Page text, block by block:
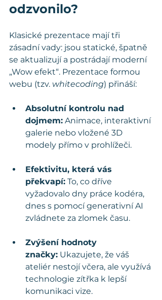
odzvonilo?
Klasické prezentace mají tři
zásadní vady: jsou statické, špatně
se aktualizují a postrádají moderní
„Wow efekt“. Prezentace formou
webu (tzv. whitecoding) přináší:
Absolutní kontrolu nad
dojmem: Animace, interaktivní
galerie nebo vložené 3D
modely přímo v prohlížeči.
Efektivitu, která vás
překvapí: To, co dříve
vyžadovalo dny práce kodéra,
dnes s pomocí generativní AI
zvládnete za zlomek času.
Zvýšení hodnoty
značky: Ukazujete, že váš
ateliér nestojí včera, ale využívá
technologie zítřka k lepší
komunikaci vize.